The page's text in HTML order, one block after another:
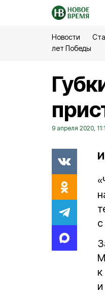
Новости
лет Победы
9 апреля 2020,